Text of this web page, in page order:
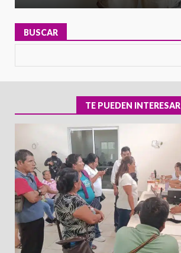
BUSCAR
TE PUEDEN INTERESAR